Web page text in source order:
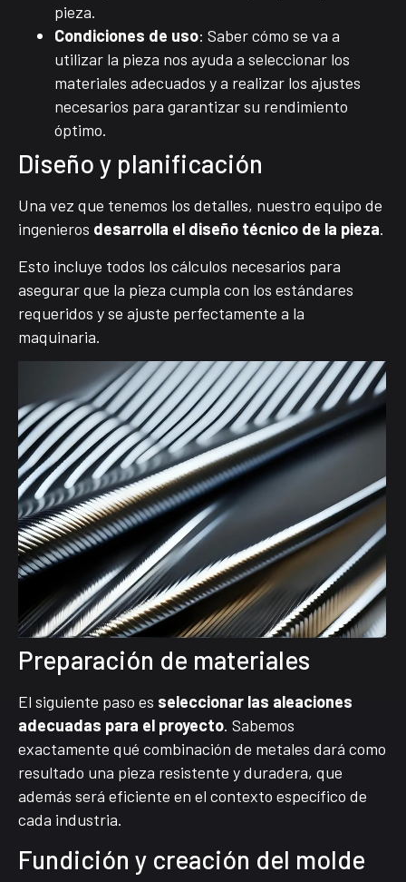
pieza.
Condiciones de uso: Saber cómo se va a
utilizar la pieza nos ayuda a seleccionar los
materiales adecuados y a realizar los ajustes
necesarios para garantizar su rendimiento
óptimo.
Diseño y planificación
Una vez que tenemos los detalles, nuestro equipo de
ingenieros desarrolla el diseño técnico de la pieza.
Esto incluye todos los cálculos necesarios para
asegurar que la pieza cumpla con los estándares
requeridos y se ajuste perfectamente a la
maquinaria.
Preparación de materiales
El siguiente paso es seleccionar las aleaciones
adecuadas para el proyecto. Sabemos
exactamente qué combinación de metales dará como
resultado una pieza resistente y duradera, que
además será eficiente en el contexto específico de
cada industria.
Fundición y creación del molde